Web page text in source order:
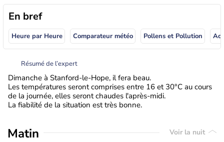
En bref
Heure par Heure Comparateur météo Pollens et Pollution
Résumé de l’expert
Dimanche à Stanford-le-Hope, il fera beau.
Les températures seront comprises entre 16 et 30°C au cours
de la journée, elles seront chaudes l'après-midi.
La fiabilité de la situation est très bonne.
Matin Voir la nuit